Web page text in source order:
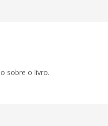
sobre o livro.